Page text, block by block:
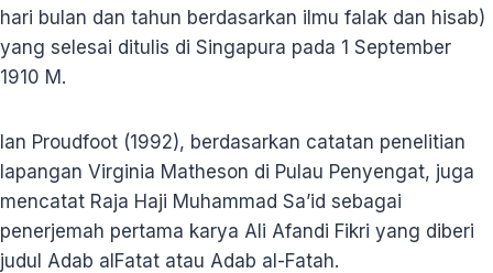
hari bulan dan tahun berdasarkan ilmu falak dan hisab)
yang selesai ditulis di Singapura pada 1 September
1910 M.
Ian Proudfoot (1992), berdasarkan catatan penelitian
lapangan Virginia Matheson di Pulau Penyengat, juga
mencatat Raja Haji Muhammad Sa’id sebagai
penerjemah pertama karya Ali Afandi Fikri yang diberi
judul Adab alFatat atau Adab al-Fatah.